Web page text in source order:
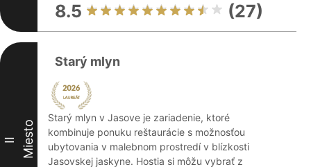
8.5 (27)
II Miesto
Starý mlyn
Starý mlyn v Jasove je zariadenie, ktoré
kombinuje ponuku reštaurácie s možnosťou
ubytovania v malebnom prostredí v blízkosti
Jasovskej jaskyne. Hostia si môžu vybrať z